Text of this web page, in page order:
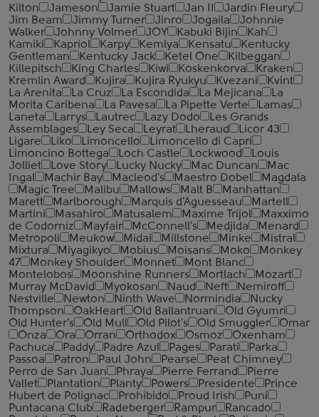
Kilton
Jameson Jamie Stuart Jan II
Jardin Fleury
Jim Beam
Jimmy Turner Jinro Jogaila
Johnnie
Walker
Johnny Volmer JOY Kabuki Bijin
Kah
Kamiki
Kapriol Karpy Kemlya Kensatu
Kentucky
Gentleman
Kentucky Jack Ketel One
Kilbeggan
Killepitsch
King Charles Kiwi Koskenkorva
Kraken
Kremlin Award
Kujira Kujira Ryukyu Kvezani
Kvint
La Arenita
La Cruz La Escondida La Mejicana
La
Morita Caribena
La Pavesa La Pipette Verte
Lamas
Laneta
Larrys Lautrec Lazy Dodo
Les Grands
Assemblages
Ley Seca Leyrat Lheraud
Licor 43
Ligare
Liko Limoncello
Limoncello di Capri
Limoncino Bottega
Loch Castle Lockwood
Louis
Jolliet
Love Story Lucky Nucky Mac Duncan
Mac
Ingal
Machir Bay Macleod's Maestro Dobel
Magdala
Magic Tree
Malibu Mallows Malt B
Manhattan
Marett
Marlborough Marquis d'Aguesseau
Martell
Martini
Masahiro Matusalem Maxime Trijol
Maxximo
de Codorniz
Mayfair McConnell's Medjida
Menard
Metropoli
Meukow Midai Millstone Minke
Mistral
Mixtura
Miyagikyo Mobius Moisans Moko
Monkey
47
Monkey Shoulder Monnet
Mont Blanc
Montelobos
Moonshine Runners Mortlach
Mozart
Murray McDavid
Myokosan Naud Neft
Nemiroff
Nestville
Newton Ninth Wave Normindia
Nucky
Thompson
OakHeart Old Ballantruan
Old Gyumri
Old Hunter's
Old Mull Old Pilot's Old Smuggler
Omar
Onza
Ora Orran Orthodox Osmoz
Oxenham
Pachuca
Paddy Padre Azul Pages Parati
Parka
Passoa
Patron Paul John Pearse
Peat Chimney
Perro de San Juan
Phraya Pierre Ferrand
Pierre
Vallet
Plantation Planty Powers Presidente
Prince
Hubert de Polignac
Prohibido Proud Irish
Puni
Puntacana Club
Radeberger Rampur
Rancado